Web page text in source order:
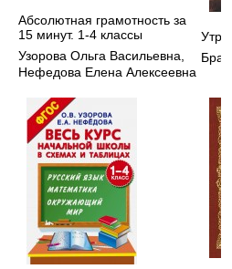
Абсолютная грамотность за
15 минут. 1-4 классы
Узорова Ольга Васильевна
Нефедова Елена Алексеевна